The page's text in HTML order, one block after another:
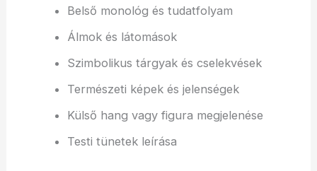
Belső monológ és tudatfolyam
Álmok és látomások
Szimbolikus tárgyak és cselekvések
Természeti képek és jelenségek
Külső hang vagy figura megjelenése
Testi tünetek leírása